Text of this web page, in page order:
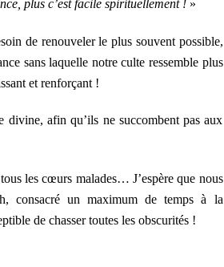
plus c’est facile spirituellement ! »
de renouveler le plus souvent possible,
sans laquelle notre culte ressemble plus
et renforçant !
afin qu’ils ne succombent pas aux
les cœurs malades… J’espère que nous
consacré un maximum de temps à la
de chasser toutes les obscurités !